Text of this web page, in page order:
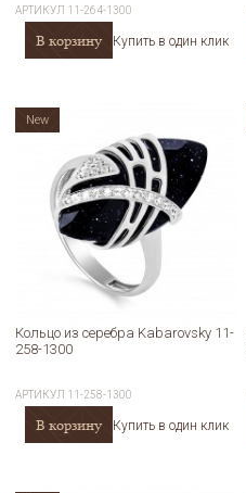
АРТИКУЛ 11-264-1300
В корзину Купить в один клик
Кольцо из серебра Kabarovsky 11-
258-1300
АРТИКУЛ 11-258-1300
В корзину Купить в один клик
New